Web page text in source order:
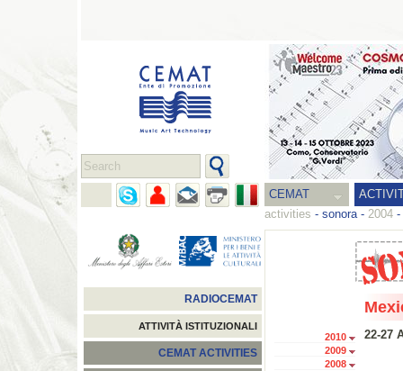
CEMAT
activities - sonora- 2004 -
RADIOCEMAT
ATTIVITÀ ISTITUZIONALI
CEMAT ACTIVITIES
2010
2009
2008
22-27